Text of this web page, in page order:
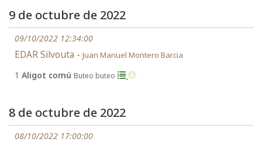
9 de octubre de 2022
09/10/2022 12:34:00
EDAR Silvouta - Juan Manuel Montero Barcia
1 Aligot comú Buteo buteo
8 de octubre de 2022
08/10/2022 17:00:00